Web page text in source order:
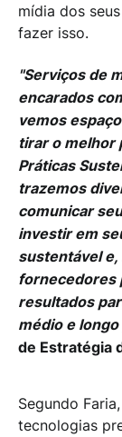
mídia dos
fazer isso.
"Serviços de
encarados
vemos
tirar o melhor
Práticas
trazemos
comunicar
investir em
sustentável
fornecedores
resultados
médio e
de Estratégia
Segundo
tecnologias